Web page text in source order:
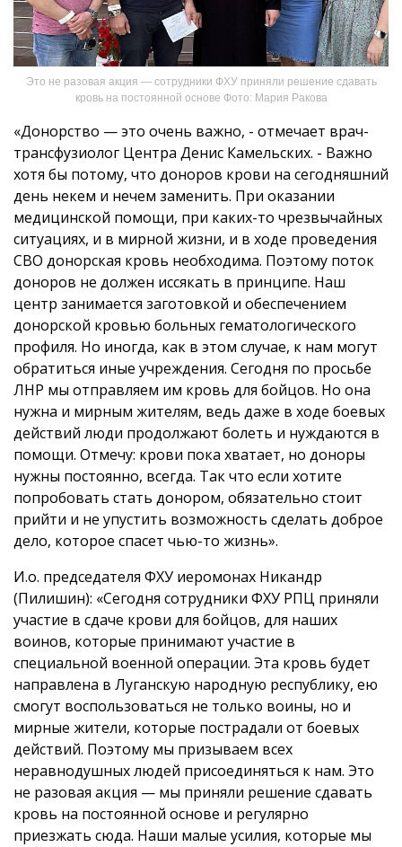
Это не разовая акция — сотрудники ФХУ приняли решение сдавать
кровь на постоянной основе Фото: Мария Ракова
«Донорство — это очень важно, - отмечает врач-
трансфузиолог Центра Денис Камельских. - Важно
хотя бы потому, что доноров крови на сегодняшний
день некем и нечем заменить. При оказании
медицинской помощи, при каких-то чрезвычайных
ситуациях, и в мирной жизни, и в ходе проведения
СВО донорская кровь необходима. Поэтому поток
доноров не должен иссякать в принципе. Наш
центр занимается заготовкой и обеспечением
донорской кровью больных гематологического
профиля. Но иногда, как в этом случае, к нам могут
обратиться иные учреждения. Сегодня по просьбе
ЛНР мы отправляем им кровь для бойцов. Но она
нужна и мирным жителям, ведь даже в ходе боевых
действий люди продолжают болеть и нуждаются в
помощи. Отмечу: крови пока хватает, но доноры
нужны постоянно, всегда. Так что если хотите
попробовать стать донором, обязательно стоит
прийти и не упустить возможность сделать доброе
дело, которое спасет чью-то жизнь».
И.о. председателя ФХУ иеромонах Никандр
(Пилишин): «Сегодня сотрудники ФХУ РПЦ приняли
участие в сдаче крови для бойцов, для наших
воинов, которые принимают участие в
специальной военной операции. Эта кровь будет
направлена в Луганскую народную республику, ею
смогут воспользоваться не только воины, но и
мирные жители, которые пострадали от боевых
действий. Поэтому мы призываем всех
неравнодушных людей присоединяться к нам. Это
не разовая акция — мы приняли решение сдавать
кровь на постоянной основе и регулярно
приезжать сюда. Наши малые усилия, которые мы